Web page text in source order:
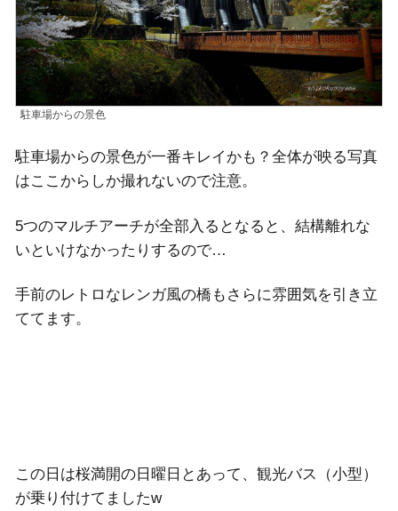
駐車場からの景色
駐車場からの景色が一番キレイかも？全体が映る写真
はここからしか撮れないので注意。
5つのマルチアーチが全部入るとなると、結構離れな
いといけなかったりするので…
手前のレトロなレンガ風の橋もさらに雰囲気を引き立
ててます。
この日は桜満開の日曜日とあって、観光バス（小型）
が乗り付けてましたw